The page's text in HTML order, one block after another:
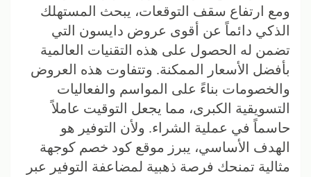
ومع ارتفاع سقف التوقعات، يبحث المستهلك
الذكي دائماً عن أقوى عروض دايسون التي
تضمن له الحصول على هذه التقنيات العالمية
بأفضل الأسعار الممكنة. وتتفاوت هذه العروض
والخصومات بناءً على المواسم والفعاليات
التسويقية الكبرى، مما يجعل التوقيت عاملاً
حاسماً في عملية الشراء. ولأن التوفير هو
الهدف الأساسي، يبرز موقع كود خصم كوجهة
مثالية تمنحك فرصة ذهبية لمضاعفة التوفير عبر